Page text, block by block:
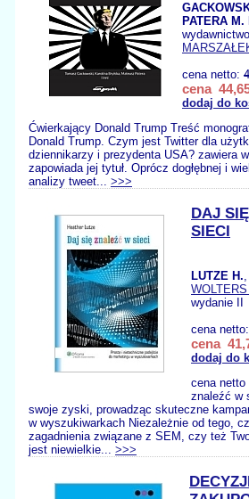
PATERA M.
cena netto:
cena
dodaj do
Ćwierkający Donald Trump Treść
Donald Trump. Czym jest Twitter dla
dziennikarzy i prezydenta USA? zawiera
zapowiada jej tytuł. Oprócz dogłębnej i
analizy tweet... >>>
DAJ
SIECI
LUTZE H.
wydanie II
cena
cena
dodaj do
cena
znaleźć w
swoje zyski, prowadząc skuteczne
w wyszukiwarkach Niezależnie od tego,
zagadnienia związane z SEM, czy też
jest niewielkie... >>>